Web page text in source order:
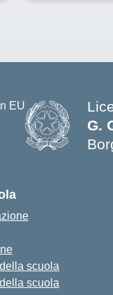
G.
della scuola
scuola